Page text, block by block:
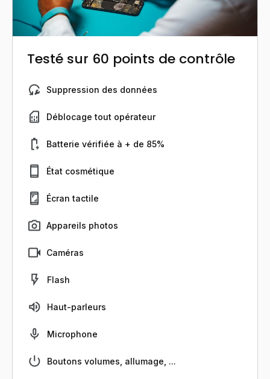
Testé sur 60 points de contrôle
Suppression des données
Déblocage tout opérateur
Batterie vérifiée à + de 85%
État cosmétique
Écran tactile
Appareils photos
Caméras
Flash
Haut-parleurs
Microphone
Boutons volumes, allumage, ...